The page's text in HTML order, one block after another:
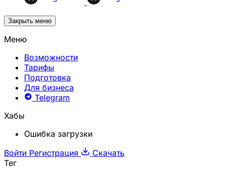
Закрыть меню
Меню
Возможности
Тарифы
Подготовка
Для бизнеса
Telegram
Хабы
Ошибка загрузки
Войти Регистрация
Скачать
Тег